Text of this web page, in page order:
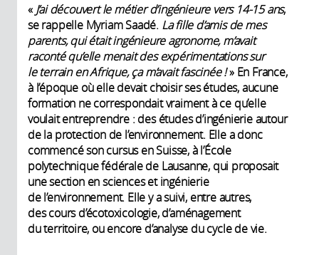
« J’ai découvert le métier d’ingénieure vers 14-15 ans,
se rappelle Myriam Saadé. La fille d’amis de mes
parents, qui était ingénieure agronome, m’avait
raconté qu’elle menait des expérimentations sur
le terrain en Afrique, ça m’avait fascinée !» En France,
à l’époque où elle devait choisir ses études, aucune
formation ne correspondait vraiment à ce qu’elle
voulait entreprendre : des études d’ingénierie autour
de la protection de l’environnement. Elle a donc
commencé son cursus en Suisse, à l’École
polytechnique fédérale de Lausanne, qui proposait
une section en sciences et ingénierie
de l’environnement. Elle y a suivi, entre autres,
des cours d’écotoxicologie, d’aménagement
du territoire, ou encore d’analyse du cycle de vie.